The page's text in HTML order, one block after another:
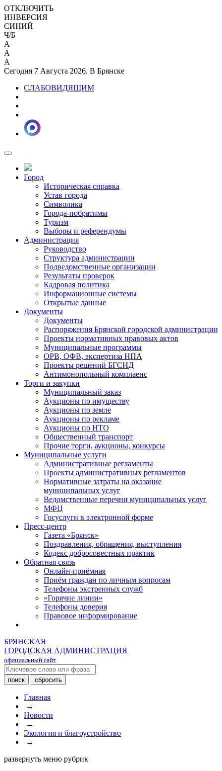
ОТКЛЮЧИТЬ
ИНВЕРСИЯ
СИНИЙ
Ч/Б
A
A
A
Сегодня 7 Августа 2026. В Брянске
СЛАБОВИДЯЩИМ
Город
Историческая справка
Устав города
Символика
Города-побратимы
Туризм
Выборы и референдумы
Администрация
Руководство
Структура администрации
Подведомственные организации
Результаты проверок
Кадровая политика
Информационные системы
Открытые данные
Документы
Документы
Распоряжения Брянской городской администрации
Проекты нормативных правовых актов
Муниципальные программы
ОРВ, ОФВ, экспертиза НПА
Проекты решений БГСНД
Антимонопольный комплаенс
Торги и закупки
Муниципальный заказ
Аукционы по имуществу
Аукционы по земле
Аукционы по рекламе
Аукционы по НТО
Общественный транспорт
Прочие торги, аукционы, конкурсы
Муниципальные услуги
Административные регламенты
Проекты административных регламентов
Нормативные затраты на оказание
муниципальных услуг
Ведомственные перечни муниципальных услуг
МФЦ
Госуслуги в электронной форме
Пресс-центр
Газета «Брянск»
Поздравления, обращения, выступления
Кодекс добросовестных практик
Обратная связь
Онлайн-приёмная
Приём граждан по личным вопросам
Телефоны экстренных служб
«Горячие линии»
Телефоны доверия
Правовое информирование
БРЯНСКАЯ
ГОРОДСКАЯ АДМИНИСТРАЦИЯ
официальный сайт
Главная
→
Новости
→
Экология и благоустройство
→
развернуть меню рубрик